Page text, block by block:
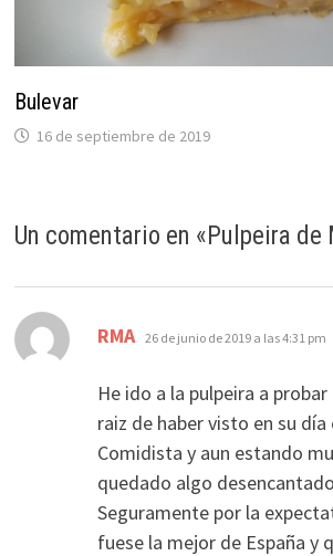
Bulevar
16 de septiembre de 2019
Un comentario en «Pulpeira de
RMA dice:
26 de junio de 2019 a las 4:31 pm
He ido a la pulpeira a
raiz de haber visto en su
Comidista y aun estando
quedado algo
Seguramente por la
fuese la mejor de España y